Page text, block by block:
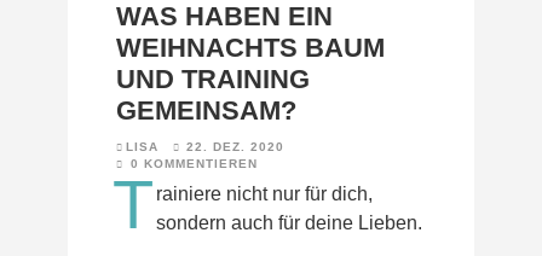
WAS HABEN EIN
WEIHNACHTS BAUM
UND TRAINING
GEMEINSAM?
LISA
22. DEZ. 2020
0 KOMMENTIEREN
T rainiere nicht nur für dich,
sondern auch für deine Lieben.